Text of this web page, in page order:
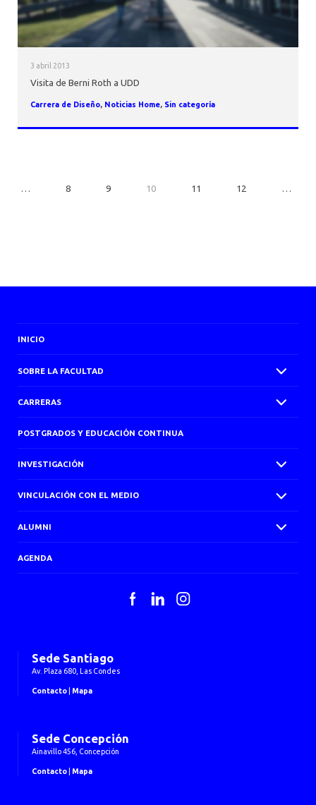
3 abril 2013
Visita de Berni Roth a UDD
Carrera de Diseño, Noticias Home, Sin categoría
… 8 9 10 11 12 …
INICIO
SOBRE LA FACULTAD
CARRERAS
POSTGRADOS Y EDUCACIÓN CONTINUA
INVESTIGACIÓN
VINCULACIÓN CON EL MEDIO
ALUMNI
AGENDA
FacebookLinkedInInstagram
Sede Santiago
Av. Plaza 680, Las Condes
Contacto Mapa
Sede Concepción
Ainavillo 456, Concepción
Contacto Mapa